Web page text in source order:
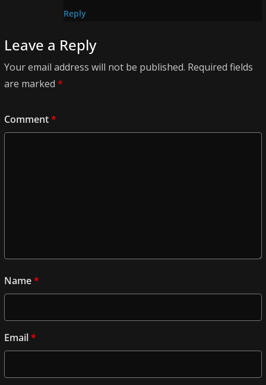
Reply
Leave a Reply
Your email address will not be published. Required fields
are marked *
Comment*
Name*
Email*